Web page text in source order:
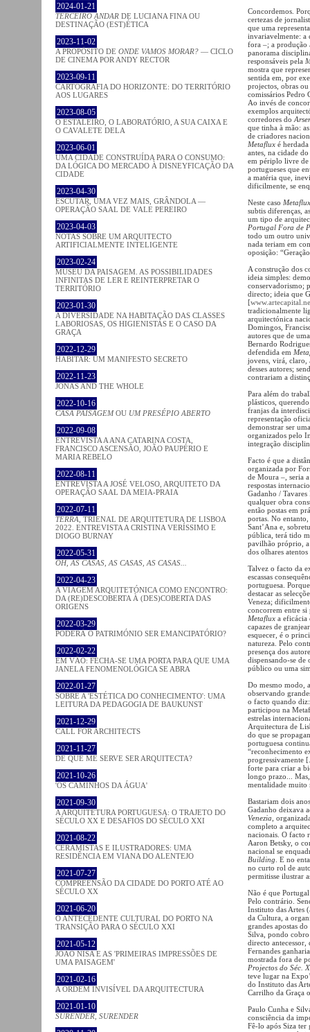
2024-01-21
TERCEIRO ANDAR DE LUCIANA FINA OU
DESTINAÇÃO (EST)ÉTICA
2023-11-02
A PROPÓSITO DE ONDE VAMOS MORAR? — CICLO
DE CINEMA POR ANDY RECTOR
2023-09-11
CARTOGRAFIA DO HORIZONTE: DO TERRITÓRIO
AOS LUGARES
2023-08-05
O ESTALEIRO, O LABORATÓRIO, A SUA CAIXA E
O CAVALETE DELA
2023-06-01
UMA CIDADE CONSTRUÍDA PARA O CONSUMO:
DA LÓGICA DO MERCADO À DISNEYFICAÇÃO DA
CIDADE
2023-04-30
ESCUTAR, UMA VEZ MAIS, GRÂNDOLA —
OPERAÇÃO SAAL DE VALE PEREIRO
2023-04-03
NOTAS SOBRE UM ARQUITECTO
ARTIFICIALMENTE INTELIGENTE
2023-02-24
MUSEU DA PAISAGEM. AS POSSIBILIDADES
INFINITAS DE LER E REINTERPRETAR O
TERRITÓRIO
2023-01-30
A DIVERSIDADE NA HABITAÇÃO DAS CLASSES
LABORIOSAS, OS HIGIENISTAS E O CASO DA
GRAÇA
2022-12-29
HABITAR: UM MANIFESTO SECRETO
2022-11-23
JONAS AND THE WHOLE
2022-10-16
CASA PAISAGEMOU UM PRESÉPIO ABERTO
2022-09-08
ENTREVISTA A ANA CATARINA COSTA,
FRANCISCO ASCENSÃO, JOÃO PAUPÉRIO E
MARIA REBELO
2022-08-11
ENTREVISTA A JOSÉ VELOSO, ARQUITETO DA
OPERAÇÃO SAAL DA MEIA-PRAIA
2022-07-11
TERRA , TRIENAL DE ARQUITETURA DE LISBOA
2022. ENTREVISTA A CRISTINA VERÍSSIMO E
DIOGO BURNAY
2022-05-31
OH, AS CASAS, AS CASAS, AS CASAS...
2022-04-23
A VIAGEM ARQUITETÓNICA COMO ENCONTRO:
DA (RE)DESCOBERTA À (DES)COBERTA DAS
ORIGENS
2022-03-29
PODERÁ O PATRIMÓNIO SER EMANCIPATÓRIO?
2022-02-22
EM VÃO: FECHA-SE UMA PORTA PARA QUE UMA
JANELA FENOMENOLÓGICA SE ABRA
2022-01-27
SOBRE A 'ESTÉTICA DO CONHECIMENTO': UMA
LEITURA DA PEDAGOGIA DE BAUKUNST
2021-12-29
CALL FOR ARCHITECTS
2021-11-27
DE QUE ME SERVE SER ARQUITECTA?
2021-10-26
'OS CAMINHOS DA ÁGUA'
2021-09-30
A ARQUITETURA PORTUGUESA: O TRAJETO DO
SÉCULO XX E DESAFIOS DO SÉCULO XXI
2021-08-22
CERAMISTAS E ILUSTRADORES: UMA
RESIDÊNCIA EM VIANA DO ALENTEJO
2021-07-27
COMPREENSÃO DA CIDADE DO PORTO ATÉ AO
SÉCULO XX
2021-06-20
O ANTECEDENTE CULTURAL DO PORTO NA
TRANSIÇÃO PARA O SÉCULO XXI
2021-05-12
JOÃO NISA E AS 'PRIMEIRAS IMPRESSÕES DE
UMA PAISAGEM'
2021-02-16
A ORDEM INVISÍVEL DA ARQUITECTURA
2021-01-10
SURENDER, SURENDER
Concordemos.
certezas de
que uma
invariavelmente: a
fora –; a produção
panorama
responsáveis pela
mostra que
sentida em, por
projectos, obras
comissários Pedro
Ao invés de
exemplos
corredores do
que tinha à mão:
de criadores
Metaflux é
antes, na cidade
em périplo livre de
portugueses que
a matéria que,
dificilmente, se
Neste caso Metaflux
subtis diferenças,
um tipo de
Portugal Fora de
todo um outro
nada teriam em
oposição:
A construção dos
ideia simples:
conservadorismo;
directo; ideia que
[
tradicionalmente
arquitectónica
Domingos,
autores que de
Bernardo
defendida em
jovens, virá, claro,
desses autores;
contrariam a
Para além do
plásticos,
franjas da
representação
demonstrar ser
organizados pelo
integração
Facto é que a
organizada por
de Moura –, seria
respostas
Gadanho /
qualquer obra
então postas em
portas. No
Sant’Ana e,
pública, terá tido
pavilhão próprio,
dos olhares
Talvez o facto da
escassas
portuguesa.
destacar as
Veneza;
concorrem entre si
Metaflux a eficácia
capazes de
esquecer, é o
natureza. Pelo
presença dos
dispensando-se
público ou uma
Do mesmo modo,
observando
o facto quando
participou na
estrelas
Arquitectura de
do que se
portuguesa
“reconhecimento
progressivamente
forte para criar a
longo prazo...
mentalidade muito
Bastariam dois
Gadanho deixava
Venezia ,
completo a
nacionais. O facto
Aaron Betsky, o
nacional se
Building . E no
no curto rol de
permitisse ilustrar
Não é que
Pelo contrário.
Instituto das Artes
da Cultura, a
grandes apostas
Silva, pondo cobro
directo antecessor,
Fernandes
mostrada fora de
Projectos do Séc.
teve lugar na
do Instituto das
Carrilho da Graça
Paulo Cunha e
consciência da
Fê-lo após Siza ter